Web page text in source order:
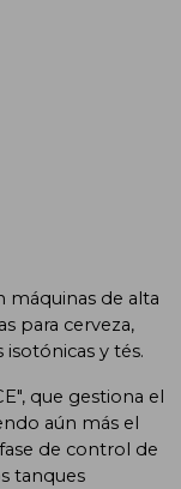
máquinas de alta
para cerveza,
y tés.
que gestiona el
aún más el
de control de
tanques